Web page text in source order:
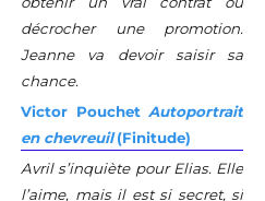
décrocher une promotion.
Jeanne va devoir saisir sa
chance.
Victor Pouchet Autoportrait
en chevreuil (Finitude)
Avril s’inquiète pour Elias. Elle
l’aime, mais il est si secret, si